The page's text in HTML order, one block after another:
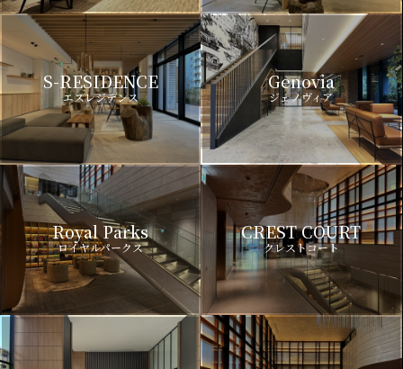
S-RESIDENCE
エスレジデンス
Genovia
ジェノヴィア
Royal Parks
ロイヤルパークス
CREST COURT
クレストコート